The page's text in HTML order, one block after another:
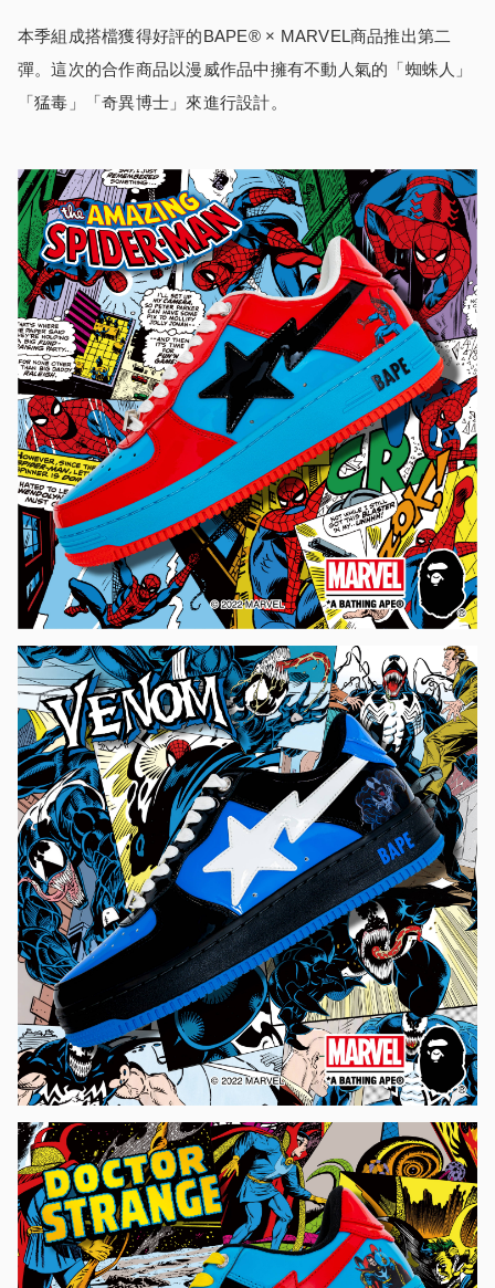
本季組成搭檔獲得好評的BAPE®︎ × MARVEL商品推出第二
彈。這次的合作商品以漫威作品中擁有不動人氣的「蜘蛛人」
「猛毒」「奇異博士」來進行設計。